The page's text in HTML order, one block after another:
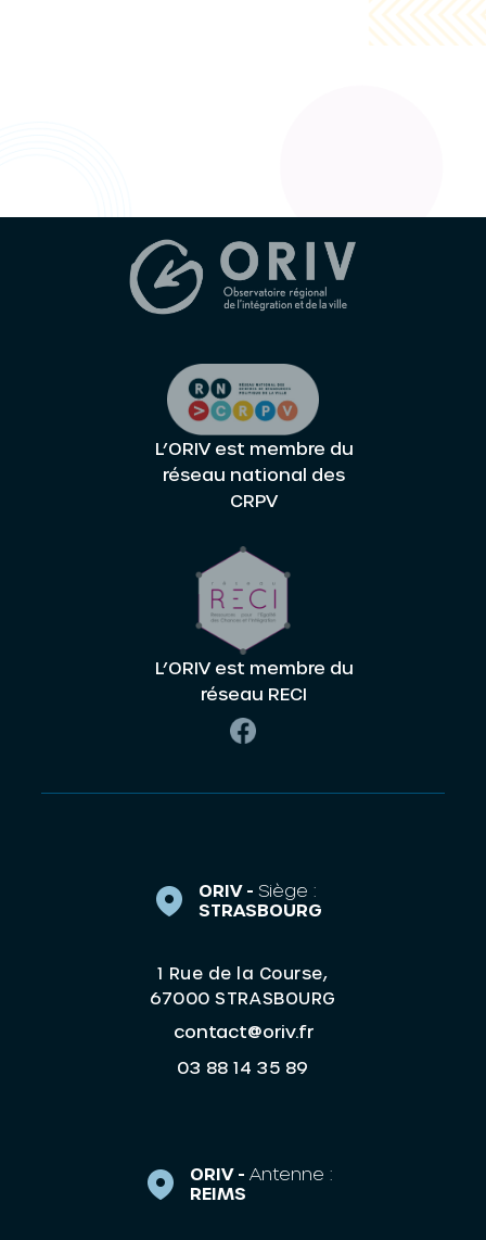
L’ORIV est membre du
réseau national des
CRPV
L’ORIV est membre du
réseau RECI
ORIV - Siège :
STRASBOURG
1 Rue de la Course,
67000 STRASBOURG
contact@oriv.fr
03 88 14 35 89
ORIV - Antenne :
REIMS